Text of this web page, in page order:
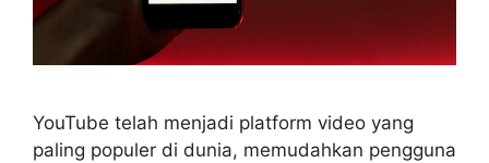
YouTube telah menjadi platform video yang
paling populer di dunia, memudahkan pengguna